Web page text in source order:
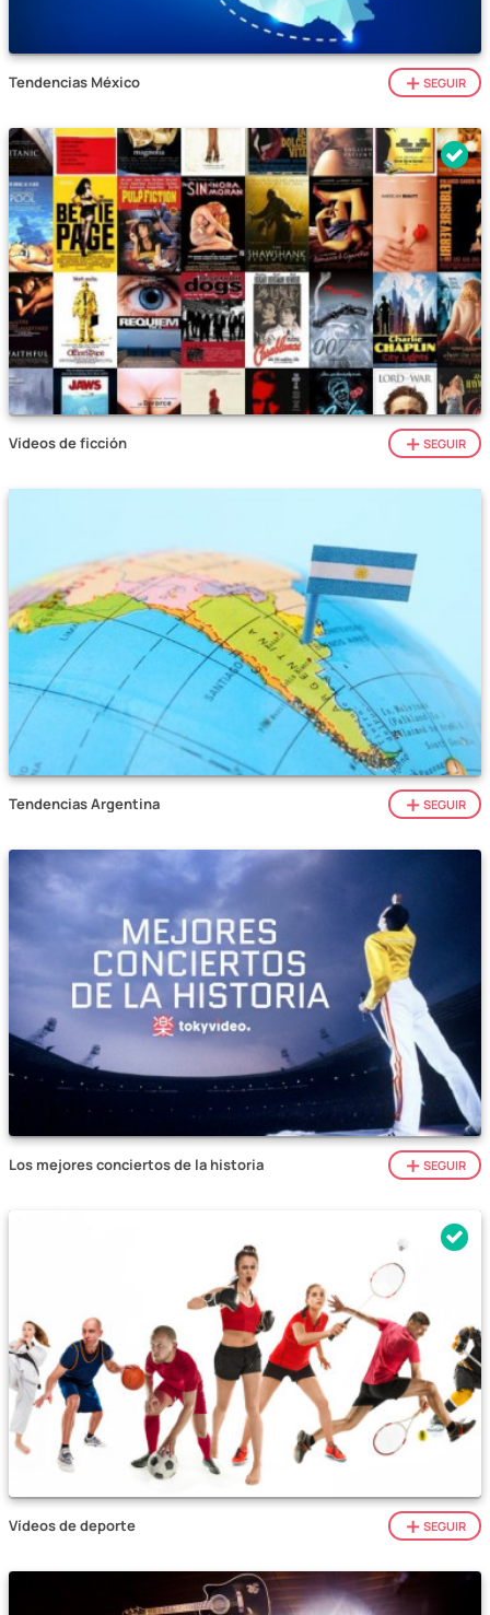
Tendencias México SEGUIR
Vídeos de ficción SEGUIR
Tendencias Argentina SEGUIR
Los mejores conciertos de la historia SEGUIR
Vídeos de deporte SEGUIR